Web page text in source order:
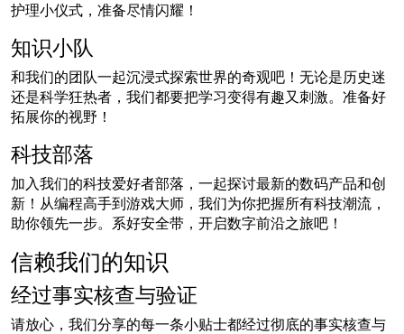
护理小仪式，准备尽情闪耀！
知识小队
和我们的团队一起沉浸式探索世界的奇观吧！无论是历史迷
还是科学狂热者，我们都要把学习变得有趣又刺激。准备好
拓展你的视野！
科技部落
加入我们的科技爱好者部落，一起探讨最新的数码产品和创
新！从编程高手到游戏大师，我们为你把握所有科技潮流，
助你领先一步。系好安全带，开启数字前沿之旅吧！
信赖我们的知识
经过事实核查与验证
请放心，我们分享的每一条小贴士都经过彻底的事实核查与